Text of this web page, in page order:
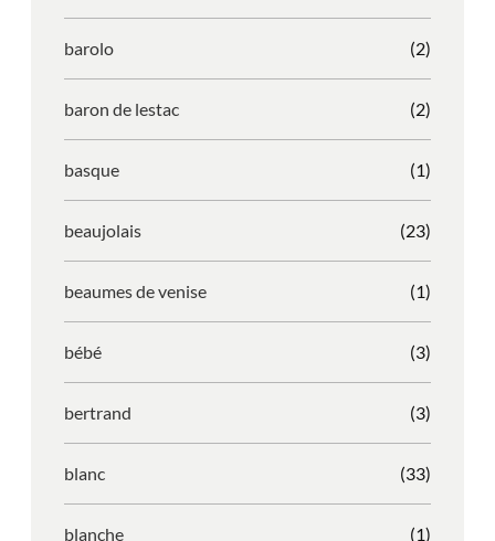
barolo (2)
baron de lestac (2)
basque (1)
beaujolais (23)
beaumes de venise (1)
bébé (3)
bertrand (3)
blanc (33)
blanche (1)